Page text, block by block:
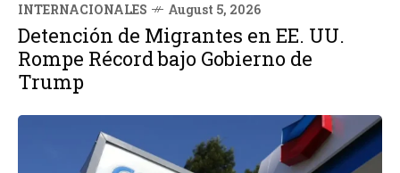
INTERNACIONALES August 5, 2026
Detención de Migrantes en EE. UU.
Rompe Récord bajo Gobierno de
Trump